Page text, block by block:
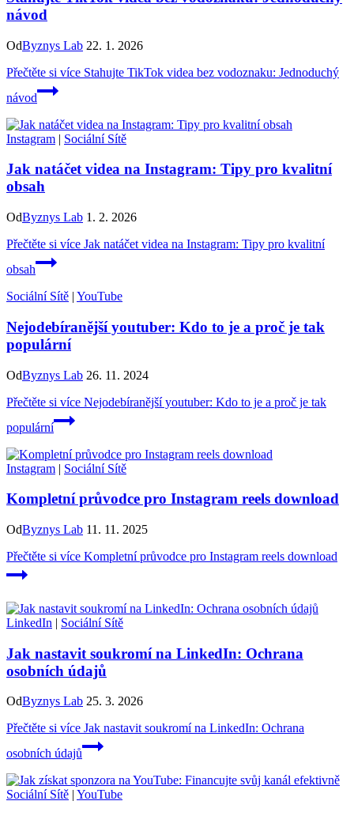
návod
OdByznys Lab 22. 1. 2026
Přečtěte si více Stahujte TikTok videa bez vodoznaku: Jednoduchý
návod
Instagram | Sociální Sítě
Jak natáčet videa na Instagram: Tipy pro kvalitní
obsah
OdByznys Lab 1. 2. 2026
Přečtěte si více Jak natáčet videa na Instagram: Tipy pro kvalitní
obsah
Sociální Sítě | YouTube
Nejodebíranější youtuber: Kdo to je a proč je tak
populární
OdByznys Lab 26. 11. 2024
Přečtěte si více Nejodebíranější youtuber: Kdo to je a proč je tak
populární
Instagram | Sociální Sítě
Kompletní průvodce pro Instagram reels download
OdByznys Lab 11. 11. 2025
Přečtěte si více Kompletní průvodce pro Instagram reels download
LinkedIn | Sociální Sítě
Jak nastavit soukromí na LinkedIn: Ochrana
osobních údajů
OdByznys Lab 25. 3. 2026
Přečtěte si více Jak nastavit soukromí na LinkedIn: Ochrana
osobních údajů
Sociální Sítě | YouTube